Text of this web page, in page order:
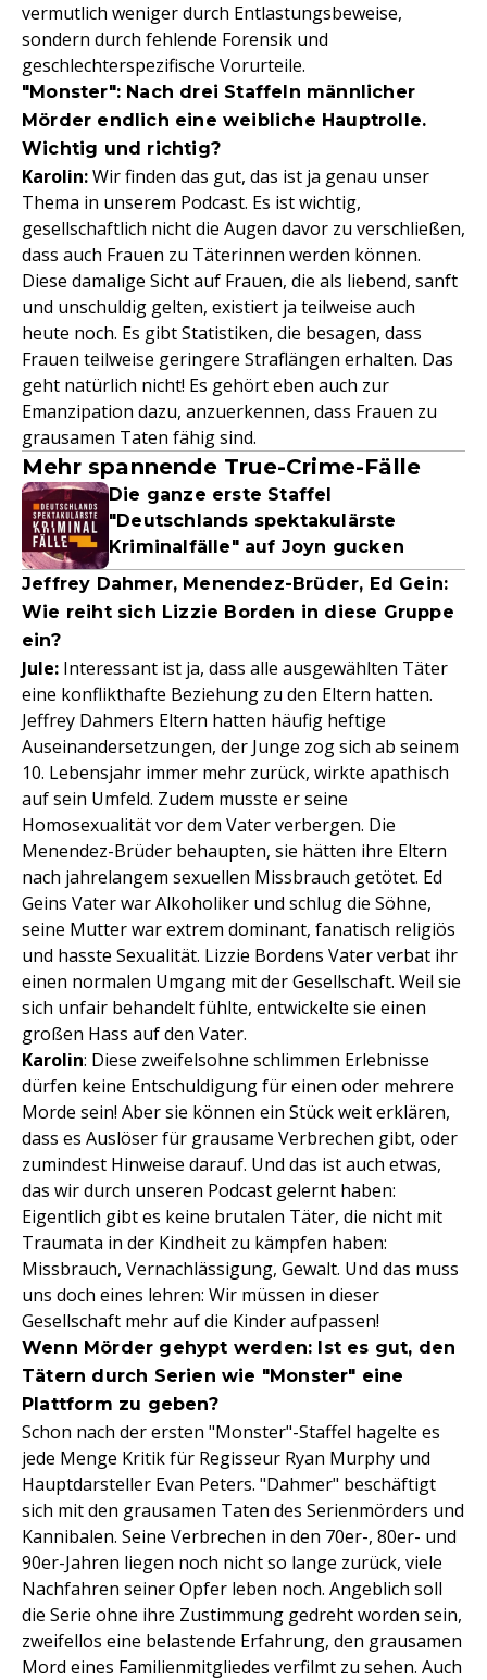
vermutlich weniger durch Entlastungsbeweise,
sondern durch fehlende Forensik und
geschlechterspezifische Vorurteile.
"Monster": Nach drei Staffeln männlicher
Mörder endlich eine weibliche Hauptrolle.
Wichtig und richtig?
Karolin:Wir finden das gut, das ist ja genau unser
Thema in unserem Podcast. Es ist wichtig,
gesellschaftlich nicht die Augen davor zu verschließen,
dass auch Frauen zu Täterinnen werden können.
Diese damalige Sicht auf Frauen, die als liebend, sanft
und unschuldig gelten, existiert ja teilweise auch
heute noch. Es gibt Statistiken, die besagen, dass
Frauen teilweise geringere Straflängen erhalten. Das
geht natürlich nicht! Es gehört eben auch zur
Emanzipation dazu, anzuerkennen, dass Frauen zu
grausamen Taten fähig sind.
Mehr spannende True-Crime-Fälle
Die ganze erste Staffel
"Deutschlands spektakulärste
Kriminalfälle" auf Joyn gucken
Jeffrey Dahmer, Menendez-Brüder, Ed Gein:
Wie reiht sich Lizzie Borden in diese Gruppe
ein?
Jule: Interessant ist ja, dass alle ausgewählten Täter
eine konflikthafte Beziehung zu den Eltern hatten.
Jeffrey Dahmers Eltern hatten häufig heftige
Auseinandersetzungen, der Junge zog sich ab seinem
10. Lebensjahr immer mehr zurück, wirkte apathisch
auf sein Umfeld. Zudem musste er seine
Homosexualität vor dem Vater verbergen. Die
Menendez-Brüder behaupten, sie hätten ihre Eltern
nach jahrelangem sexuellen Missbrauch getötet. Ed
Geins Vater war Alkoholiker und schlug die Söhne,
seine Mutter war extrem dominant, fanatisch religiös
und hasste Sexualität. Lizzie Bordens Vater verbat ihr
einen normalen Umgang mit der Gesellschaft. Weil sie
sich unfair behandelt fühlte, entwickelte sie einen
großen Hass auf den Vater.
Karolin: Diese zweifelsohne schlimmen Erlebnisse
dürfen keine Entschuldigung für einen oder mehrere
Morde sein! Aber sie können ein Stück weit erklären,
dass es Auslöser für grausame Verbrechen gibt, oder
zumindest Hinweise darauf. Und das ist auch etwas,
das wir durch unseren Podcast gelernt haben:
Eigentlich gibt es keine brutalen Täter, die nicht mit
Traumata in der Kindheit zu kämpfen haben:
Missbrauch, Vernachlässigung, Gewalt. Und das muss
uns doch eines lehren: Wir müssen in dieser
Gesellschaft mehr auf die Kinder aufpassen!
Wenn Mörder gehypt werden: Ist es gut, den
Tätern durch Serien wie "Monster" eine
Plattform zu geben?
Schon nach der ersten "Monster"-Staffel hagelte es
jede Menge Kritik für Regisseur Ryan Murphy und
Hauptdarsteller Evan Peters. "Dahmer" beschäftigt
sich mit den grausamen Taten des Serienmörders und
Kannibalen. Seine Verbrechen in den 70er-, 80er- und
90er-Jahren liegen noch nicht so lange zurück, viele
Nachfahren seiner Opfer leben noch. Angeblich soll
die Serie ohne ihre Zustimmung gedreht worden sein,
zweifellos eine belastende Erfahrung, den grausamen
Mord eines Familienmitgliedes verfilmt zu sehen. Auch